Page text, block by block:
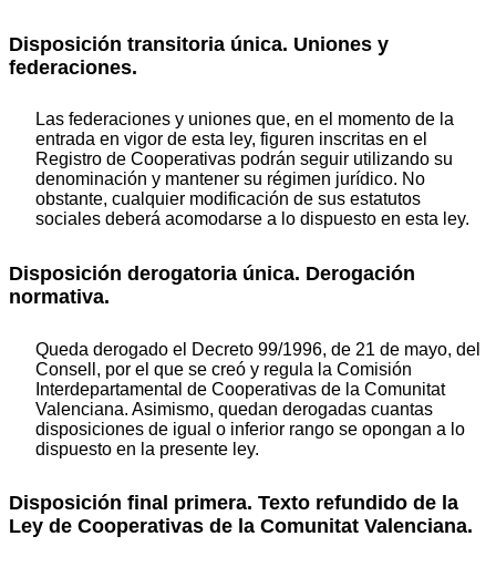
Disposición transitoria única. Uniones y
federaciones.
Las federaciones y uniones que, en el momento de la
entrada en vigor de esta ley, figuren inscritas en el
Registro de Cooperativas podrán seguir utilizando su
denominación y mantener su régimen jurídico. No
obstante, cualquier modificación de sus estatutos
sociales deberá acomodarse a lo dispuesto en esta ley.
Disposición derogatoria única. Derogación
normativa.
Queda derogado el Decreto 99/1996, de 21 de mayo, del
Consell, por el que se creó y regula la Comisión
Interdepartamental de Cooperativas de la Comunitat
Valenciana. Asimismo, quedan derogadas cuantas
disposiciones de igual o inferior rango se opongan a lo
dispuesto en la presente ley.
Disposición final primera. Texto refundido de la
Ley de Cooperativas de la Comunitat Valenciana.